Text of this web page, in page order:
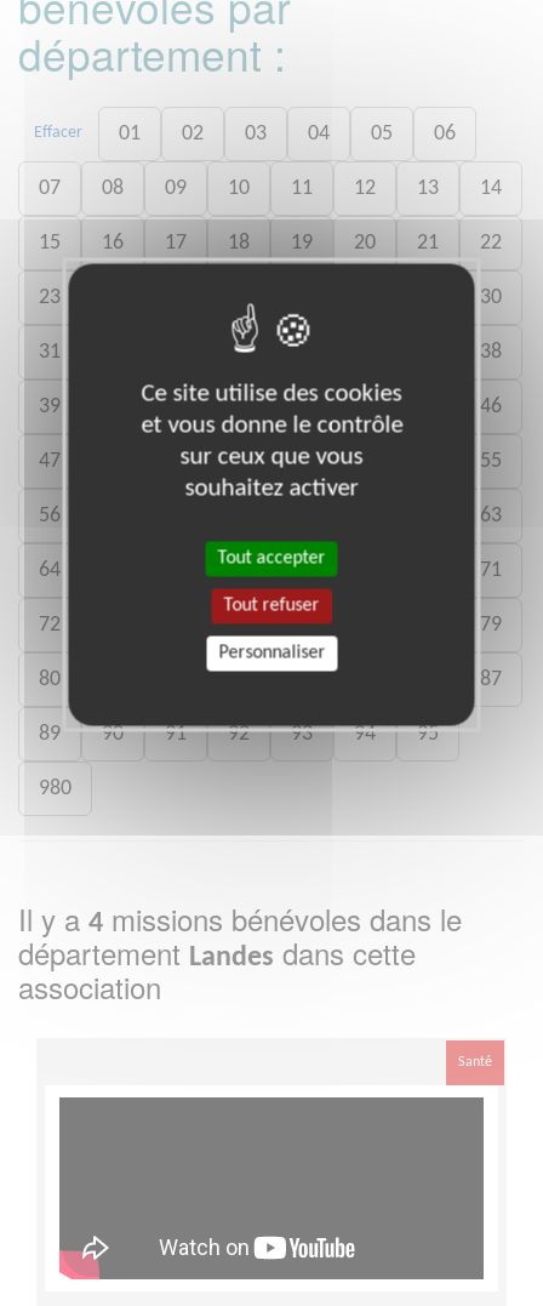
département :
Effacer 01 02 03 04 05 06
07 08 09 10 11 12 13 14
15 16 17 18 19 20 21 22
23 26 30
31 34 35 38
39 41 42 43 44 46
47 49 50 52 53 55
56 63
64 67 68 71
72 75 76 79
80 83 84 87
89 90 91 92 93 94 95
980
Il y a 4 missions bénévoles dans le
département Landes dans cette
association
Santé
Ce site utilise des cookies
et vous donne le contrôle
sur ceux que vous
souhaitez activer
Tout accepter
Tout refuser
Personnaliser